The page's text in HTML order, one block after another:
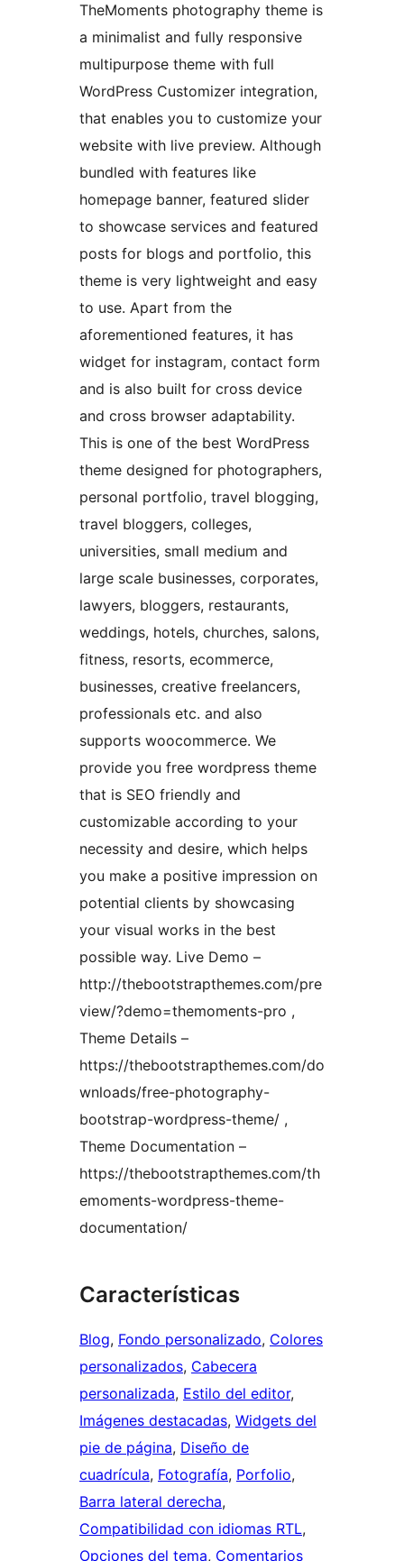
TheMoments photography theme is
a minimalist and fully responsive
multipurpose theme with full
WordPress Customizer integration,
that enables you to customize your
website with live preview. Although
bundled with features like
homepage banner, featured slider
to showcase services and featured
posts for blogs and portfolio, this
theme is very lightweight and easy
to use. Apart from the
aforementioned features, it has
widget for instagram, contact form
and is also built for cross device
and cross browser adaptability.
This is one of the best WordPress
theme designed for photographers,
personal portfolio, travel blogging,
travel bloggers, colleges,
universities, small medium and
large scale businesses, corporates,
lawyers, bloggers, restaurants,
weddings, hotels, churches, salons,
fitness, resorts, ecommerce,
businesses, creative freelancers,
professionals etc. and also
supports woocommerce. We
provide you free wordpress theme
that is SEO friendly and
customizable according to your
necessity and desire, which helps
you make a positive impression on
potential clients by showcasing
your visual works in the best
possible way. Live Demo –
http://thebootstrapthemes.com/pre
view/?demo=themoments-pro ,
Theme Details –
https://thebootstrapthemes.com/do
wnloads/free-photography-
bootstrap-wordpress-theme/ ,
Theme Documentation –
https://thebootstrapthemes.com/th
emoments-wordpress-theme-
documentation/
Características
Blog, Fondo personalizado, Colores
personalizados, Cabecera
personalizada, Estilo del editor
Imágenes destacadas, Widgets del
pie de página, Diseño de
cuadrícula, Fotografía, Porfolio
Barra lateral derecha
Compatibilidad con idiomas RTL
Opciones del tema, Comentarios